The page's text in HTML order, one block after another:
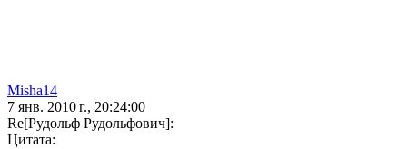
Misha14
7 янв. 2010 г., 20:24:00
Re[Рудольф Рудольфович]:
Цитата: